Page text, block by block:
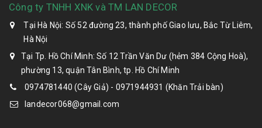
Công ty TNHH XNK và TM LAN DECOR
Tại Hà Nội: Số 52 đường 23, thành phố Giao lưu, Bắc Từ Liêm,
Hà Nội
Tại Tp. Hồ Chí Minh: Số 12 Trần Văn Dư (hẻm 384 Cộng Hoà),
phường 13, quận Tân Bình, tp. Hồ Chí Minh
0974781440 (Cây Giả) - 0971944931 (Khăn Trải bàn)
landecor068@gmail.com